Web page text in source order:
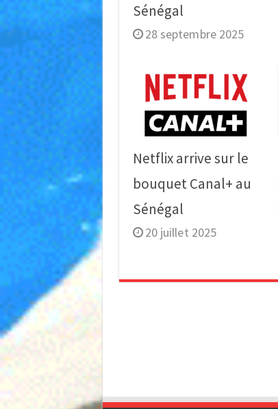
Sénégal
28 septembre 2025
Netflix arrive sur le
bouquet Canal+ au
Sénégal
20 juillet 2025